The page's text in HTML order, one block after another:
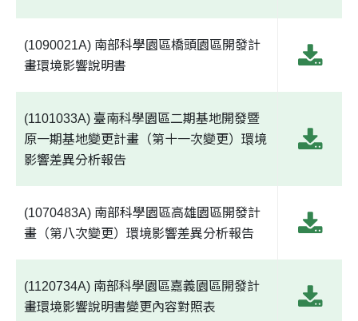
(1090021A) 南部科學園區橋頭園區開發計
畫環境影響說明書
(1101033A) 臺南科學園區二期基地開發暨
原一期基地變更計畫（第十一次變更）環境
影響差異分析報告
(1070483A) 南部科學園區高雄園區開發計
畫（第八次變更）環境影響差異分析報告
(1120734A) 南部科學園區嘉義園區開發計
畫環境影響說明書變更內容對照表